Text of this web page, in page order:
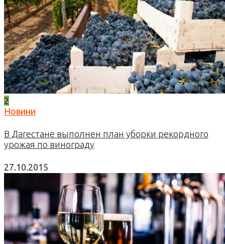
2
Новини
В Дагестане выполнен план уборки рекордного
урожая по винограду
27.10.2015